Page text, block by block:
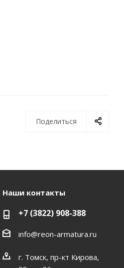
Поделиться
Наши контакты
+7 (3822) 908-388
info@reon-armatura.ru
г. Томск, пр-кт Кирова,